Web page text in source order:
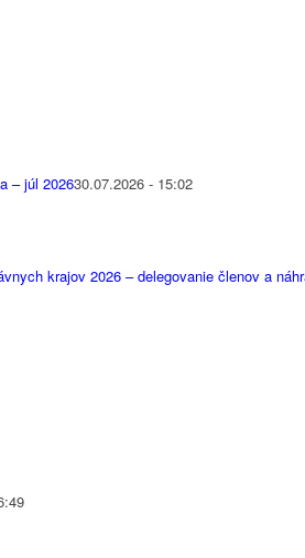
– júl 202630.07.2026 - 15:02
krajov 2026 – delegovanie členov a